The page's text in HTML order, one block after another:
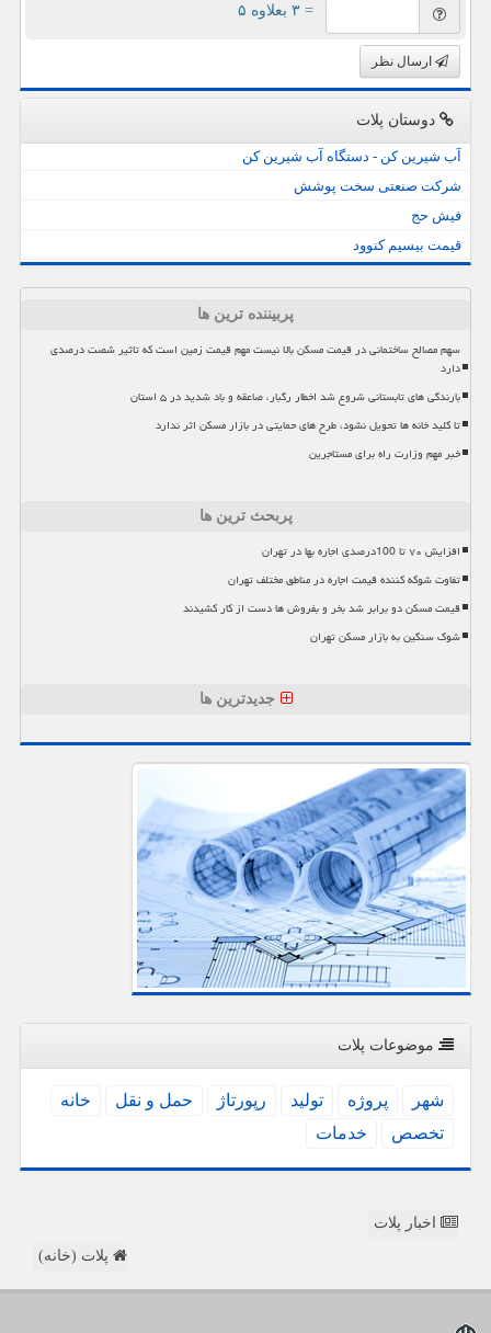
= ۳ بعلاوه ۵
ارسال نظر
دوستان پلات
آب شیرین کن - دستگاه آب شیرین کن
شرکت صنعتی سخت پوشش
فیش حج
قیمت بیسیم کنوود
پربیننده ترین ها
سهم مصالح ساختمانی در قیمت مسکن بالا نیست مهم قیمت زمین است که تاثیر شصت درصدی
دارد
بارندگی های تابستانی شروع شد اخطار رگبار، صاعقه و باد شدید در ۵ استان
تا کلید خانه ها تحویل نشود، طرح های حمایتی در بازار مسکن اثر ندارد
خبر مهم وزارت راه برای مستاجرین
پربحث ترین ها
افزایش ۷۰ تا 100درصدی اجاره بها در تهران
تفاوت شوکه کننده قیمت اجاره در مناطق مختلف تهران
قیمت مسکن دو برابر شد بخر و بفروش ها دست از کار کشیدند
شوک سنگین به بازار مسکن تهران
جدیدترین ها
موضوعات پلات
شهر پروژه تولید رپورتاژ حمل و نقل
خانه
تخصص
خدمات
اخبار پلات
پلات (خانه)